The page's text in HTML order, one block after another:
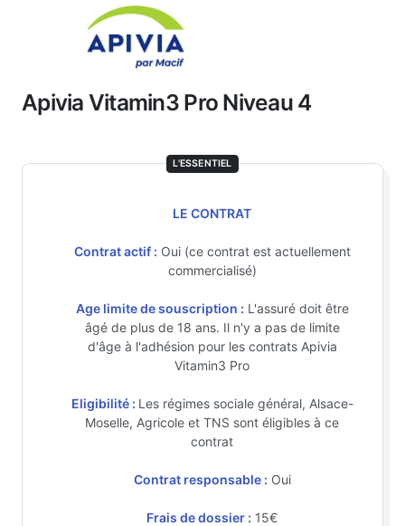
Apivia Vitamin3 Pro Niveau 4
L'ESSENTIEL
LE CONTRAT
Contrat actif : Oui (ce contrat est actuellement
commercialisé)
Age limite de souscription : L'assuré doit être
âgé de plus de 18 ans. Il n'y a pas de limite
d'âge à l'adhésion pour les contrats Apivia
Vitamin3 Pro
Eligibilité : Les régimes sociale général, Alsace-
Moselle, Agricole et TNS sont éligibles à ce
contrat
Contrat responsable : Oui
Frais de dossier : 15€